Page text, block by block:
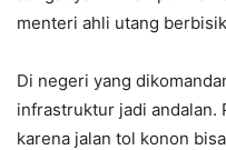
menteri ahli utang
Di negeri yang
infrastruktur jadi andalan.
karena jalan tol konon